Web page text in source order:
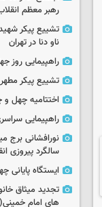
رهبر معظم
تشییع پیکر
ناو دنا در تهران
راهپیمایی روز
تشییع پیکر
اختتامیه چهل و
راهپیمایی سراسری
نورافشانی برج
سالگرد پیروزی
ایستگاه پایانی
تجدید میثاق
های امام